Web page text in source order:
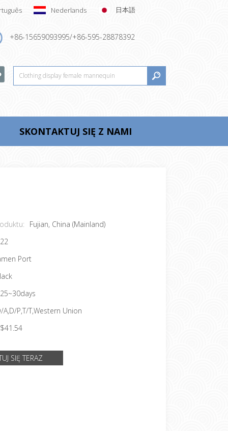
Nederlands 日本語
+86-15659093995/+86-595-28878392
SKONTAKTUJ SIĘ Z NAMI
Fujian, China (Mainland)
Port
25~30days
A,D/P,T/T,Western Union
$41.54
SIĘ TERAZ